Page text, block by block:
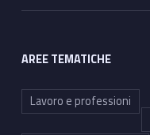
AREE TEMATICHE
Lavoro e professioni